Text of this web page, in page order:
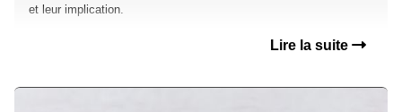
et leur implication.
Lire la suite